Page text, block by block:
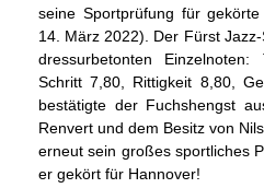
seine Sportprüfung für
14. März 2022). Der Fürst
dressurbetonten
Schritt 7,80, Rittigkeit 8,80,
bestätigte der Fuchshengst
Renvert und dem Besitz von
erneut sein großes sportliches
er gekört für Hannover!